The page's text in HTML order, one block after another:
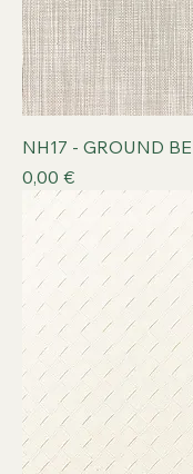
NH17 - GROUND
Prix
0,00 €